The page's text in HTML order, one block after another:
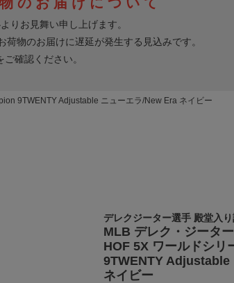
9TWENTY Adjustable ニューエラ/New Era ネイビー
デレクジーター選手 殿堂入
MLB デレク・ジータ
HOF 5X ワールドシリ
9TWENTY Adjustable
ネイビー